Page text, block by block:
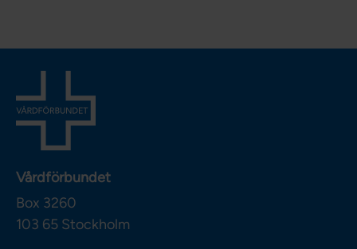
Vårdförbundet
Box 3260
103 65 Stockholm